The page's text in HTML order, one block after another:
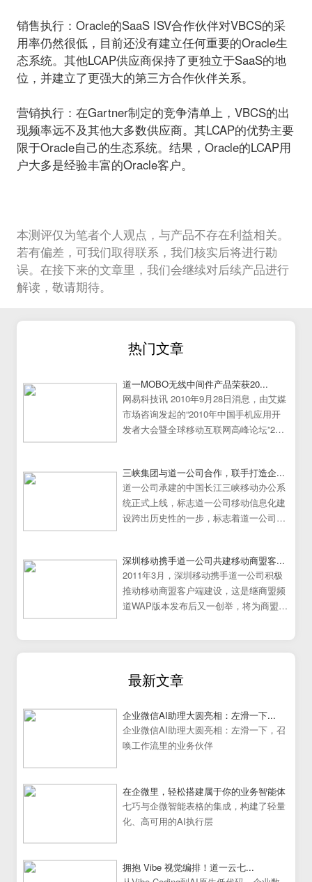
销售执行： Oracle的SaaS ISV合作伙伴对VBCS的采
用率仍然很低，目前还没有建立任何重要的Oracle生
态系统。其他LCAP供应商保持了更独立于SaaS的地
位，并建立了更强大的第三方合作伙伴关系。
营销执行： 在Gartner制定的竞争清单上，VBCS的出
现频率远不及其他大多数供应商。其LCAP的优势主要
限于Oracle自己的生态系统。结果，Oracle的LCAP用
户大多是经验丰富的Oracle客户。
本测评仅为笔者个人观点，与产品不存在利益相关。
若有偏差，可我们取得联系，我们核实后将进行勘
误。在接下来的文章里，我们会继续对后续产品进行
解读，敬请期待。
热门文章
道一MOBO无线中间件产品荣获20...
网易科技讯 2010年9月28日消息，由艾媒
市场咨询发起的“2010年中国手机应用开
发者大会暨全球移动互联网高峰论坛”25
三峡集团与道一公司合作，联手打造企...
道一公司承建的中国长江三峡移动办公系
统正式上线，标志道一公司移动信息化建
设跨出历史性的一步，标志着道一公司移
深圳移动携手道一公司共建移动商盟客...
2011年3月，深圳移动携手道一公司积极
推动移动商盟客户端建设，这是继商盟频
道WAP版本发布后又一创举，将为商盟频
最新文章
企业微信AI助理大圆亮相：左滑一下...
企业微信AI助理大圆亮相：左滑一下，召
唤工作流里的业务伙伴
在企微里，轻松搭建属于你的业务智能体
七巧与企微智能表格的集成，构建了轻量
化、高可用的AI执行层
拥抱 Vibe 视觉编排！道一云七...